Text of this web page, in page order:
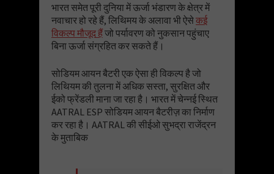
भारत समेत पूरी दुनिया में ऊर्जा भंडारण के क्षेत्र में
नवाचार हो रहे हैं, लिथिमय के अलावा भी ऐसेकई
विकल्प मौजूद हैंजो पर्यावरण को नुकसान पहुंचाए
बिना ऊर्जा संग्रहित कर सकते हैं।
सोडियम आयन बैटरी एक ऐसा ही विकल्प है जो
लिथियम की तुलना में अधिक सस्ता, सुरक्षित और
ईको फ्रेंडली माना जा रहा है। भारत में चेन्नई स्थित
AATRAL ESP सोडियम आयन बैटरीज़ का निर्माण
कर रहा है। AATRAL की सीईओ सुभद्रा राजेंद्रन
के मुताबिक